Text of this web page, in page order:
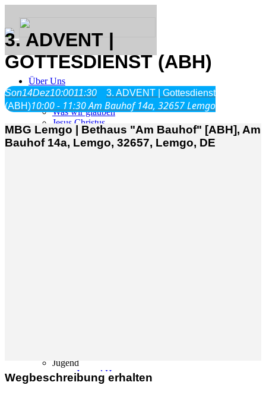
Über Uns
Was wir glauben
Jesus Christus
Geschichte
Jugend
Jugend Home
Intern
3. ADVENT |
GOTTESDIENST (ABH)
Son14Dez10:0011:30
3. ADVENT | Gottesdienst
(ABH)10:00 - 11:30Am Bauhof 14a, 32657 Lemgo
MBG Lemgo | Bethaus "Am Bauhof" [ABH], Am
Bauhof 14a, Lemgo, 32657, Lemgo, DE
Wegbeschreibung erhalten